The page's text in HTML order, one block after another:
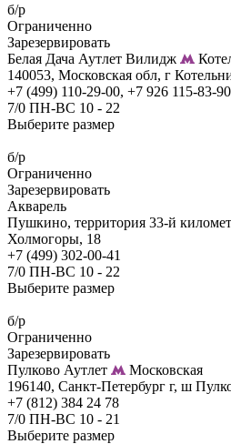
б/р
Ограниченно
Зарезервировать
Белая Дача Аутлет Вилидж
140053, Московская обл, г
+7 (499) 110-29-00, +7 926 115-83-90
7/0 ПН-ВС 10 - 22
Выберите размер
б/р
Ограниченно
Зарезервировать
Акварель
Пушкино, территория 33-й
Холмогоры, 18
+7 (499) 302-00-41
7/0 ПН-ВС 10 - 22
Выберите размер
б/р
Ограниченно
Зарезервировать
Пулково Аутлет
Московская
196140, Санкт-Петербург г, ш
+7 (812) 384 24 78
7/0 ПН-ВС 10 - 21
Выберите размер